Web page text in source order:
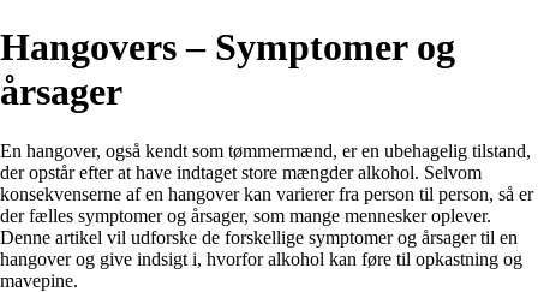
Hangovers – Symptomer og
årsager
En hangover, også kendt som tømmermænd, er en ubehagelig tilstand,
der opstår efter at have indtaget store mængder alkohol. Selvom
konsekvenserne af en hangover kan varierer fra person til person, så er
der fælles symptomer og årsager, som mange mennesker oplever.
Denne artikel vil udforske de forskellige symptomer og årsager til en
hangover og give indsigt i, hvorfor alkohol kan føre til opkastning og
mavepine.